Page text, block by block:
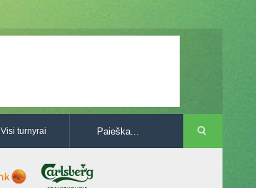
Visi turnyrai